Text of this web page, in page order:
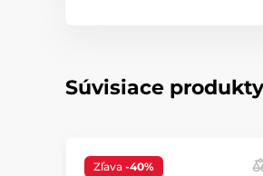
Súvisiace produkty
Zľava -40%